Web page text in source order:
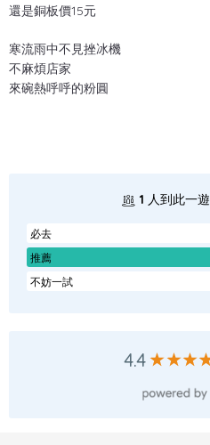
還是銅板價15元
寒流雨中不見挫冰機
不麻煩店家
來碗熱呼呼的粉圓
1 人到此一遊
必去
推薦
不妨一試
4.4